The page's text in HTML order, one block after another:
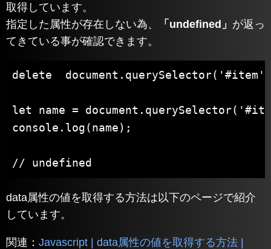
取得しています。
指定した属性が存在しない為、
「undefined」 が返っ
てきている事が確認できます。
delete
let name =
console.log(name);
// undefined
data属性の値を取得する方法は以下のページで紹介
しています。
関連： Javascript | data属性の値を取得する方法 |